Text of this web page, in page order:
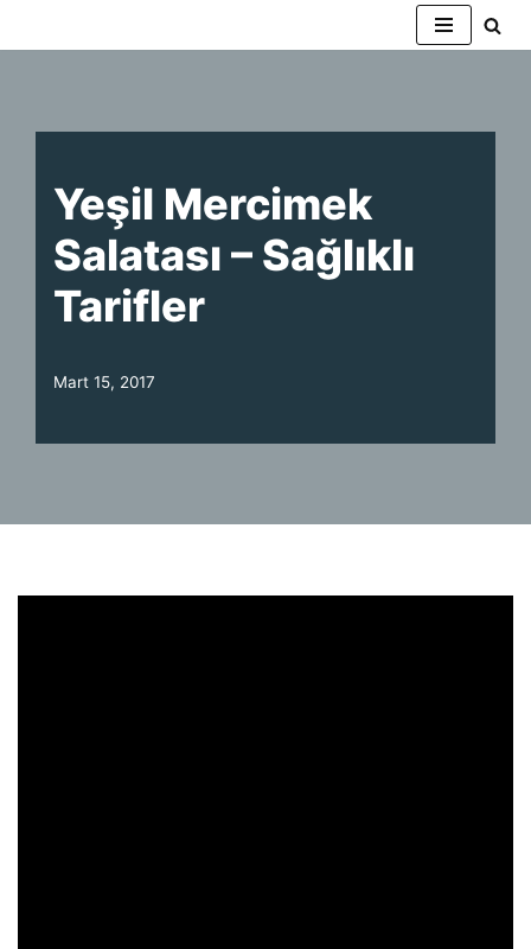
Yeşil Mercimek
Salatası – Sağlıklı
Tarifler
Mart 15, 2017